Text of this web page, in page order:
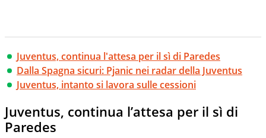
Juventus, continua l'attesa per il sì di Paredes
Dalla Spagna sicuri: Pjanic nei radar della Juventus
Juventus, intanto si lavora sulle cessioni
Juventus, continua l’attesa per il sì di
Paredes